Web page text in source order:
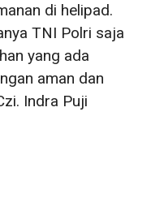
di helipad.
TNI Polri saja
yang ada
aman dan
Indra Puji